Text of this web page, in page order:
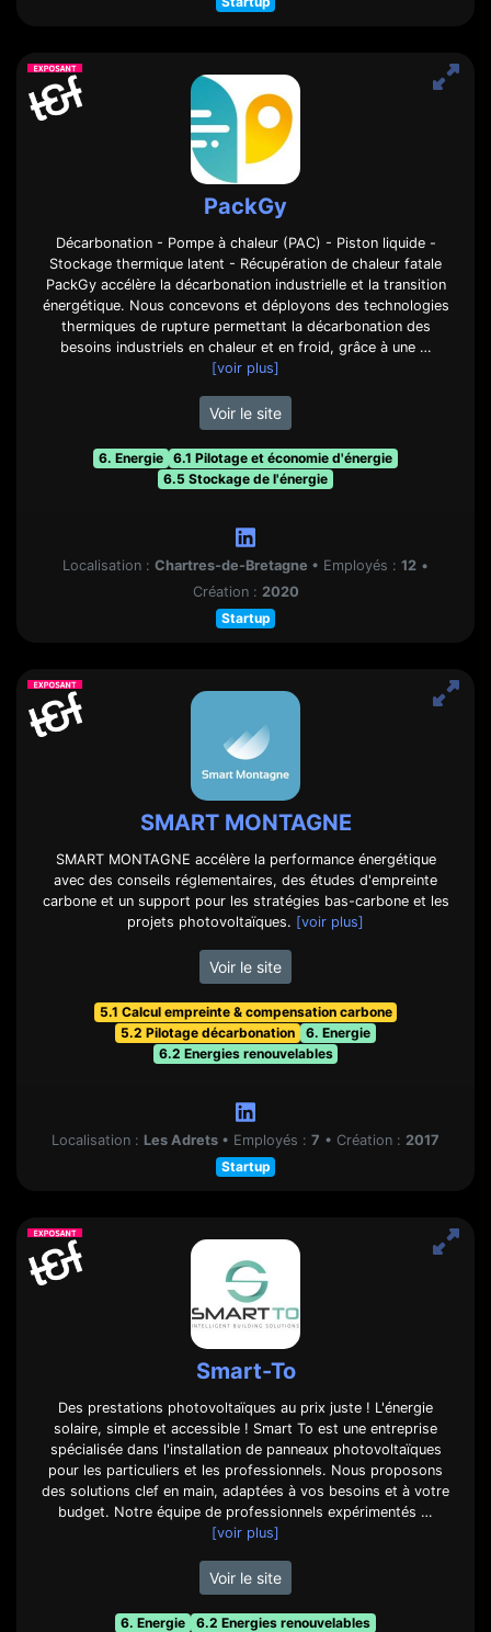
PackGy
Décarbonation - Pompe à chaleur (PAC) - Piston liquide -
Stockage thermique latent - Récupération de chaleur fatale
PackGy accélère la décarbonation industrielle et la transition
énergétique. Nous concevons et déployons des technologies
thermiques de rupture permettant la décarbonation des
besoins industriels en chaleur et en froid, grâce à une …
[voir plus]
Voir le site
6. Energie
6.1 Pilotage et économie d'énergie
6.5 Stockage de l'énergie
Localisation : Chartres-de-Bretagne • Employés : 12 •
Création : 2020
Startup
SMART MONTAGNE
SMART MONTAGNE accélère la performance énergétique
avec des conseils réglementaires, des études d'empreinte
carbone et un support pour les stratégies bas-carbone et les
projets photovoltaïques. [voir plus]
Voir le site
5.1 Calcul empreinte & compensation carbone
5.2 Pilotage décarbonation
6. Energie
6.2 Energies renouvelables
Localisation : Les Adrets • Employés : 7 • Création : 2017
Startup
Smart-To
Des prestations photovoltaïques au prix juste ! L'énergie
solaire, simple et accessible ! Smart To est une entreprise
spécialisée dans l'installation de panneaux photovoltaïques
pour les particuliers et les professionnels. Nous proposons
des solutions clef en main, adaptées à vos besoins et à votre
budget. Notre équipe de professionnels expérimentés …
[voir plus]
Voir le site
6. Energie 6.2 Energies renouvelables